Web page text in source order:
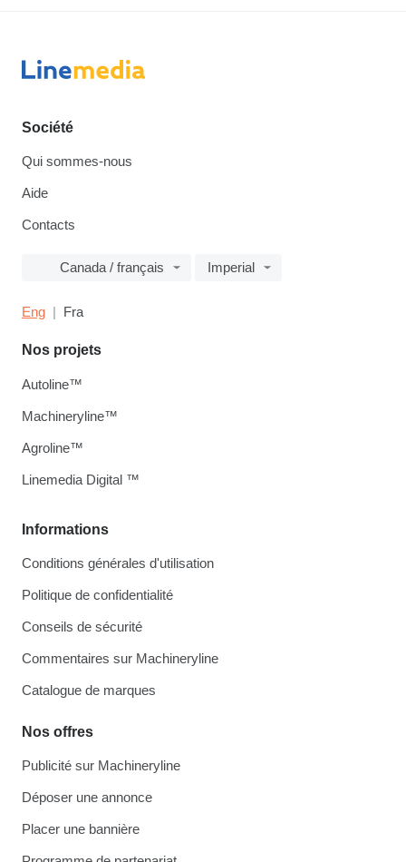
Société
Qui sommes-nous
Aide
Contacts
Canada / français Imperial
Eng Fra
Informations
Conditions générales d'utilisation
Politique de confidentialité
Conseils de sécurité
Commentaires sur Machineryline
Catalogue de marques
Nos offres
Publicité sur Machineryline
Déposer une annonce
Placer une bannière
Nos projets
Autoline™
Machineryline™
Agroline™
Linemedia Digital ™